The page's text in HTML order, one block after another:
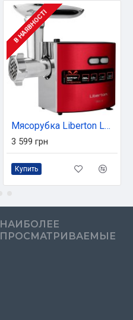
В НАЯВНОСТІ
Мясорубка Liberton LMG-28TGB03S
3 599 грн
Купить
НАИБОЛЕЕ
ПРОСМАТРИВАЕМЫЕ